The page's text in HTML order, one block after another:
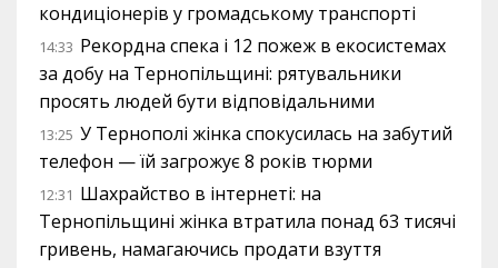
кондиціонерів у громадському транспорті
14:33 Рекордна спека і 12 пожеж в екосистемах
за добу на Тернопільщині: рятувальники
просять людей бути відповідальними
13:25 У Тернополі жінка спокусилась на забутий
телефон — їй загрожує 8 років тюрми
12:31 Шахрайство в інтернеті: на
Тернопільщині жінка втратила понад 63 тисячі
гривень, намагаючись продати взуття